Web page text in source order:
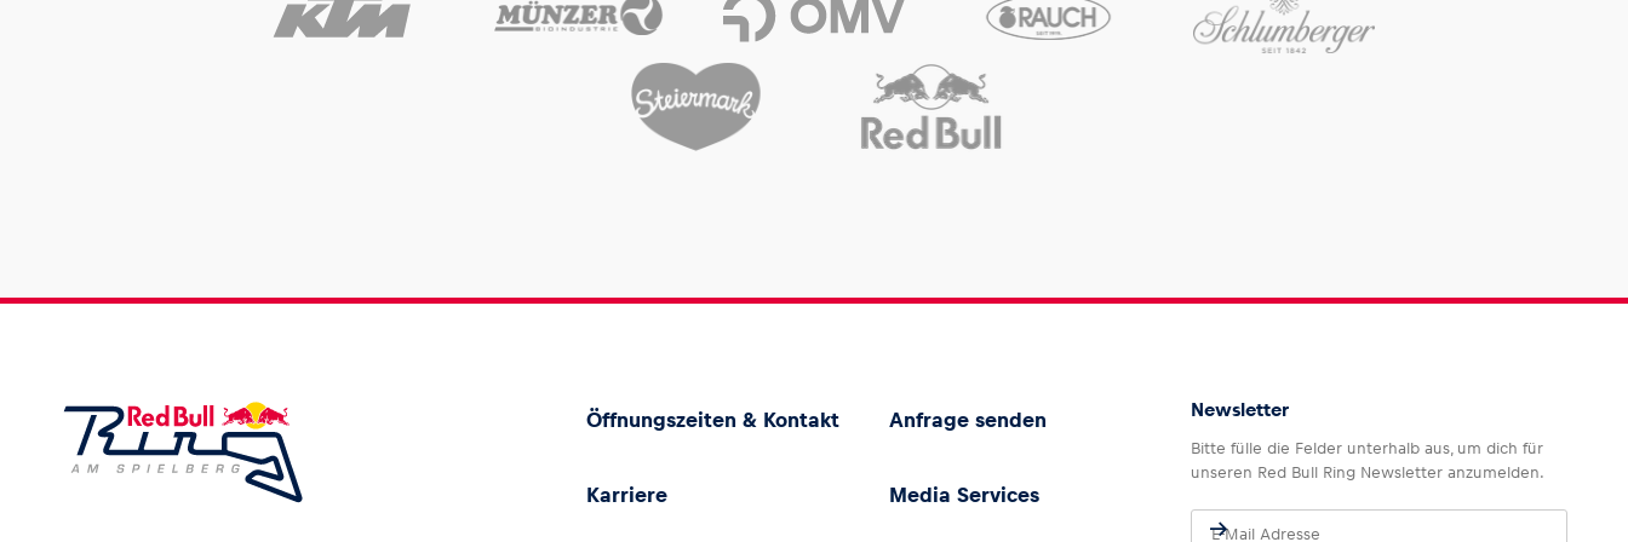
Öffnungszeiten & Kontakt Anfrage senden
Karriere Media Services
Newsletter
Bitte fülle die Felder unterhalb aus, um dich für
unseren Red Bull Ring Newsletter anzumelden.